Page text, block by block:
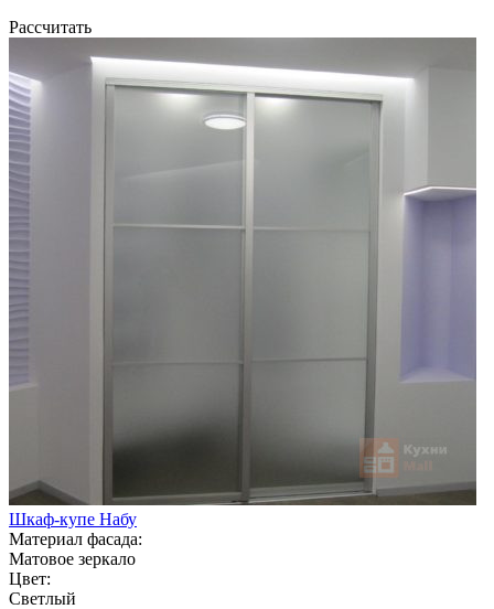
Рассчитать
Шкаф-купе Набу
Материал фасада:
Матовое зеркало
Цвет:
Светлый